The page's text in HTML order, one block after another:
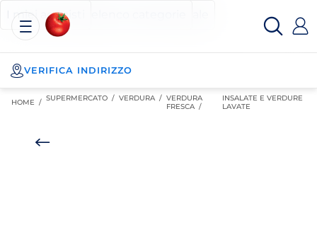
Posizionati sul contenuto principale
Posizionati sull'elenco categorie
I miei acquisti
Esselunga
Spesa
Online
VERIFICA INDIRIZZO
HOME / SUPERMERCATO / VERDURA / VERDURA
FRESCA /
INSALATE E VERDURE
LAVATE